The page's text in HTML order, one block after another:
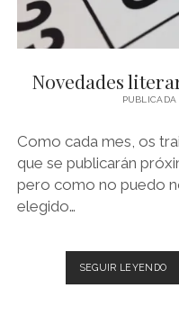
Novedades
PUBLICADA
Como cada mes, os
que se publicarán
pero como no puedo
elegido…
SEGUIR LEYENDO